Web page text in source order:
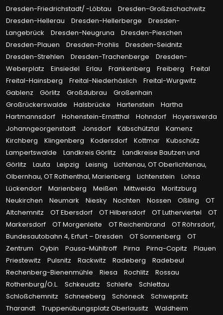
Dresden-Friedrichstadt/ -Löbtau
Dresden-Großzschachwitz
Dresden-Hellerau
Dresden-Hellerberge
Dresden-
Langebrück
Dresden-Neugruna
Dresden-Pieschen
Dresden-Plauen
Dresden-Prohlis
Dresden-Seidnitz
Dresden-Strehlen
Dresden-Trachenberge
Dresden-
Weberplatz
Einsiedel Erlau Frankenberg Freiberg
Freital
Freital-Hainsberg
Freital-Niederhäslich
Freital-Wurgwitz
Gablenz
Görlitz Großdubrau
Großenhain
Großrückerswalde
Halsbrücke Hartenstein
Hartha
Hartmannsdorf
Hohenstein-Ernstthal Hohndorf
Hoyerswerda
Johanngeorgenstadt
Jonsdorf Käbschütztal
Kamenz
Kirchberg
Klingenberg Kodersdorf Kottmar
Kubschütz
Lampertswalde
Landkreis Görlitz
Landkreise Bautzen und
Görlitz
Lauta Leipzig Leisnig
Lichtenau, OT Oberlichtenau,
Olbernhau, OT Rothenthal, Marienberg
Lichtenstein
Lohsa
Lückendorf
Marienberg Meißen Mittweida
Moritzburg
Neukirchen
Neumark Niesky Nochten Nossen Oßling
OT
Altchemnitz
OT Ebersdorf OT Hilbersdorf OT Lutherviertel
OT
Markersdorf
OT Morgenleite OT Reichenbrand
OT Röhrsdorf,
Bundesautobahn 4, Erfurt – Dresden
OT Sonnenberg
OT
Zentrum
Oybin Pausa-Mühltroff Pirna Pirna-Copitz
Plauen
Priestewitz
Pulsnitz Rackwitz Radeberg
Radebeul
Rechenberg-Bienenmühle
Riesa Rochlitz
Rossau
Rothenburg/O.L.
Schkeuditz Schleife
Schlettau
Schloßchemnitz
Schneeberg Schöneck
Schwepnitz
Tharandt
Truppenübungsplatz Oberlausitz
Waldheim